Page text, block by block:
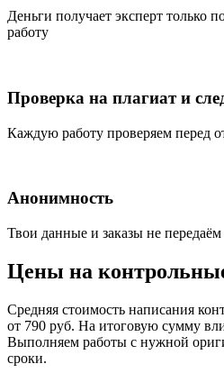
Деньги получает эксперт только
работу
Проверка на плагиат и
Каждую работу проверяем перед
Анонимность
Твои данные и заказы не
Цены на
Средняя стоимость написания
от 790 руб. На итоговую сумму
Выполняем работы с нужной
сроки.